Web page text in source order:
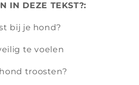
IN DEZE TEKST?:
bij je hond?
te voelen
troosten?